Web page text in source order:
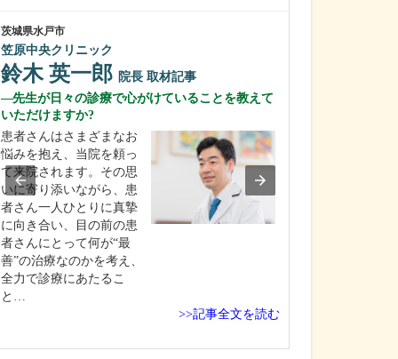
茨城県水戸市
笠原中央クリニック
鈴木 英一郎 院長 取材記事
先生が日々の診療で心がけていることを教えて
いただけますか?
患者さんはさまざまなお
悩みを抱え、当院を頼っ
て来院されます。その思
いに寄り添いながら、患
者さん一人ひとりに真摯
に向き合い、目の前の患
者さんにとって何が“最
善”の治療なのかを考え、
全力で診療にあたるこ
と…
>>記事全文を読む